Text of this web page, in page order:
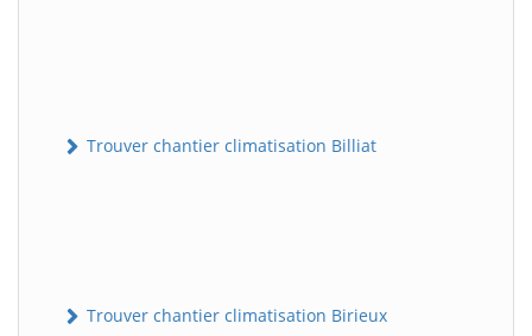
Trouver chantier climatisation Billiat
Trouver chantier climatisation Birieux